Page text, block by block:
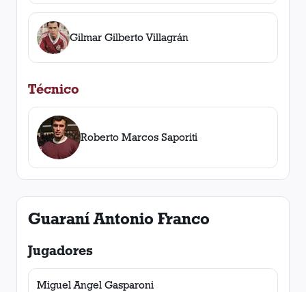
Gilmar Gilberto Villagrán
Técnico
Roberto Marcos Saporiti
Guaraní Antonio Franco
Jugadores
Miguel Angel Gasparoni